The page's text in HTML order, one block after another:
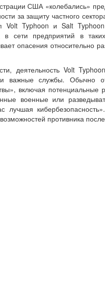
США «колебались»
за защиту частного
Volt Typhoon и Salt
сети предприятий в
опасения относительно
деятельность Volt
важные службы. Обычно
включая потенциальные
военные или
противника